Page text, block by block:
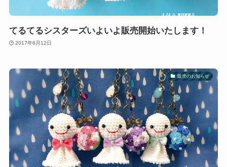
てるてるシスターズいよいよ販売開始いたします！
2017年6月12日
販売のお知らせ